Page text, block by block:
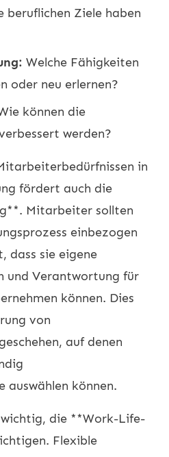
beruflichen Ziele haben
Welche Fähigkeiten
oder neu erlernen?
können die
werden?
in
fördert auch die
Mitarbeiter sollten
einbezogen
dass sie eigene
und Verantwortung für
können. Dies
von
auf denen
auswählen können.
die **Work-Life-
Flexible